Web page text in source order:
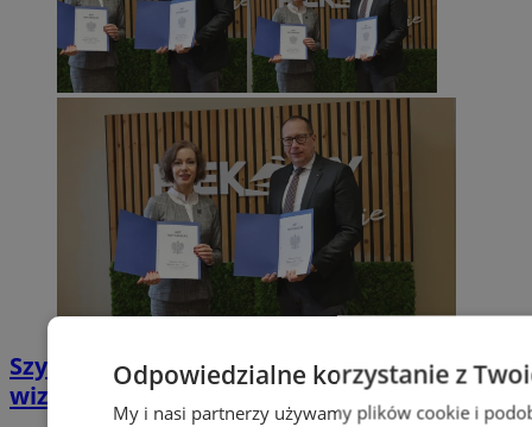
Szyb Julian w rękach miasta – nowa
wizytówka Piekar Śląskich
Odpowiedzialne korzystanie z
My i nasi partnerzy używamy plików cookie i